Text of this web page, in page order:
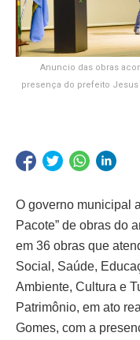
Anuncio das obras
presença do prefeito Jesus
O governo municipal
Pacote” de obras do
em 36 obras que
Social, Saúde,
Ambiente, Cultura e
Patrimônio, em ato
Gomes, com a